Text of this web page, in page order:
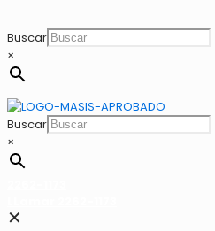
Buscar
×
Buscar
×
✕